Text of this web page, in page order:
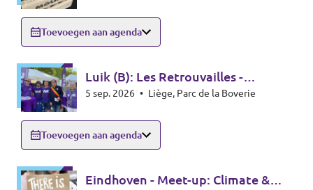
Toevoegen aan agenda
Luik (B): Les Retrouvailles -
infostand
5 sep. 2026 • Liège, Parc de la Boverie
Toevoegen aan agenda
Eindhoven - Meet-up: Climate &